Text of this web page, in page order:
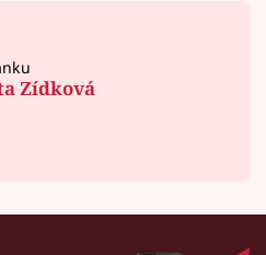
Zídková